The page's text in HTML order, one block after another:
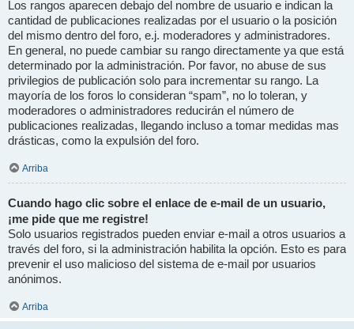
Los rangos aparecen debajo del nombre de usuario e indican la
cantidad de publicaciones realizadas por el usuario o la posición
del mismo dentro del foro, e.j. moderadores y administradores.
En general, no puede cambiar su rango directamente ya que está
determinado por la administración. Por favor, no abuse de sus
privilegios de publicación solo para incrementar su rango. La
mayoría de los foros lo consideran “spam”, no lo toleran, y
moderadores o administradores reducirán el número de
publicaciones realizadas, llegando incluso a tomar medidas mas
drásticas, como la expulsión del foro.
Arriba
Cuando hago clic sobre el enlace de e-mail de un usuario,
¡me pide que me registre!
Solo usuarios registrados pueden enviar e-mail a otros usuarios a
través del foro, si la administración habilita la opción. Esto es para
prevenir el uso malicioso del sistema de e-mail por usuarios
anónimos.
Arriba